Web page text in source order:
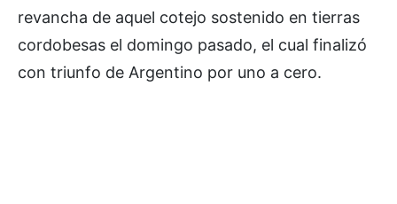
revancha de aquel cotejo sostenido en tierras
cordobesas el domingo pasado, el cual finalizó
con triunfo de Argentino por uno a cero.